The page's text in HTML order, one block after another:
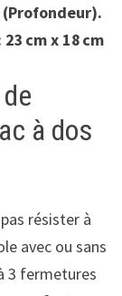
(Profondeur).
cm x 18 cm
à dos
résister à
avec ou sans
3 fermetures